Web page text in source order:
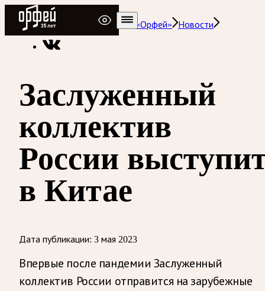
Радио Орфей
Радио классической музыки «Орфей»
Новости
Заслуженный
коллектив
России
в Китае
Дата публикации: 3 мая 2023
Впервые после пандемии Заслуженный
коллектив России отправится на зарубежные